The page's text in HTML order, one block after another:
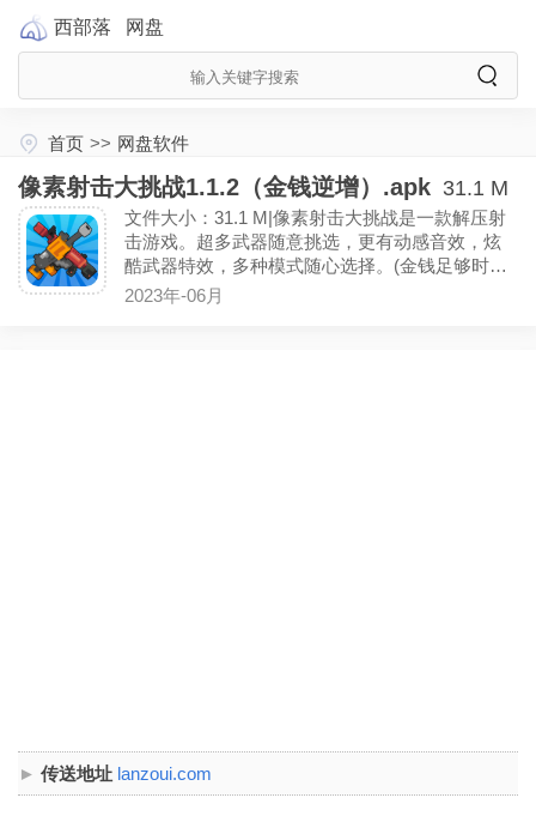
西部落 网盘
首页 >> 网盘软件
像素射击大挑战1.1.2（金钱逆增）.apk 31.1 M
文件大小：31.1 M|像素射击大挑战是一款解压射
击游戏。超多武器随意挑选，更有动感音效，炫
酷武器特效，多种模式随心选择。(金钱足够时逆
增长)
2023年-06月
传送地址 lanzoui.com